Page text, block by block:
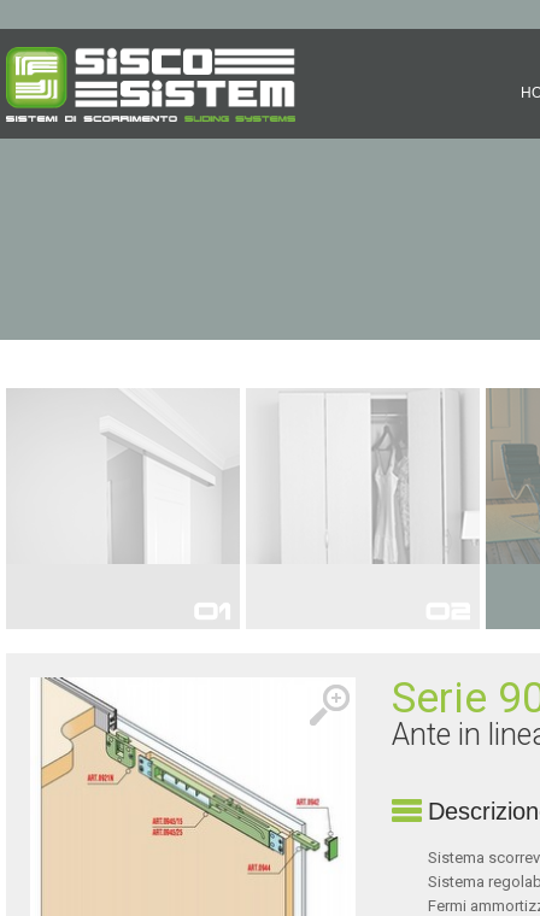
SISTEMI PIEGHEVOLI
PER MOBILI
Serie
Ante in
Sistema
Sistema
Fermi